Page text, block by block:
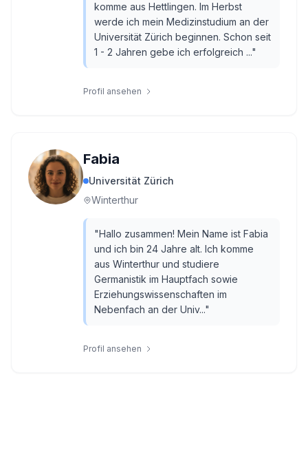
komme aus Hettlingen. Im Herbst
werde ich mein Medizinstudium an der
Universität Zürich beginnen. Schon seit
1 - 2 Jahren gebe ich erfolgreich ..."
Profil ansehen
Fabia
Universität Zürich
Winterthur
"Hallo zusammen! Mein Name ist Fabia
und ich bin 24 Jahre alt. Ich komme
aus Winterthur und studiere
Germanistik im Hauptfach sowie
Erziehungswissenschaften im
Nebenfach an der Univ..."
Profil ansehen